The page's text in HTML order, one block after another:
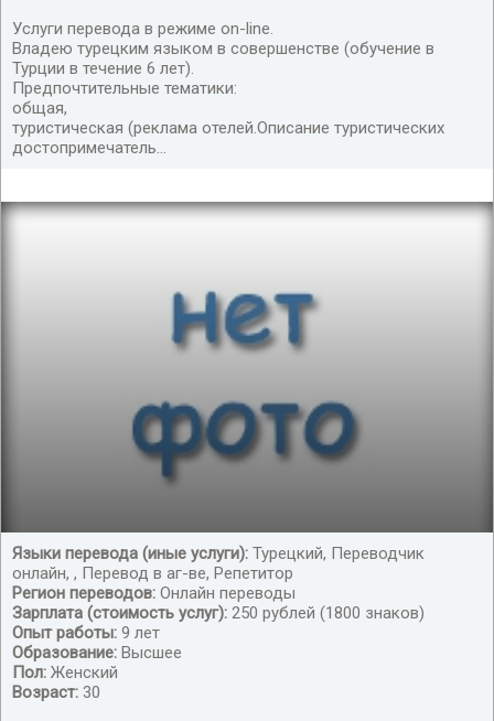
Услуги перевода в режиме on-line.
Владею турецким языком в совершенстве (обучение в
Турции в течение 6 лет).
Предпочтительные тематики:
общая,
туристическая (реклама отелей.Описание туристических
достопримечатель...
Предлагаю свои услуги в качестве дистанционного
переводчика
Языки перевода (иные услуги): Турецкий, Переводчик
онлайн, , Перевод в аг-ве, Репетитор
Регион переводов: Онлайн переводы
Зарплата (стоимость услуг): 250 рублей (1800 знаков)
Опыт работы: 9 лет
Образование: Высшее
Пол: Женский
Возраст: 30